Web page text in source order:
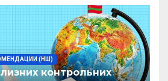
(НШ)
контрольних